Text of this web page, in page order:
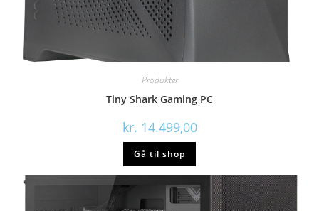
Produkter
Tiny Shark Gaming PC
kr. 14.499,00
Gå til shop